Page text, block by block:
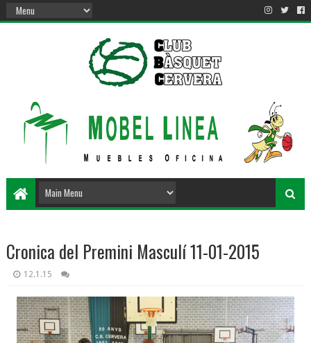
Cronica del Premini Masculí 11-01-2015
12.1.15